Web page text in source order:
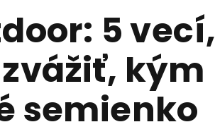
5 vecí,
kým
semienko